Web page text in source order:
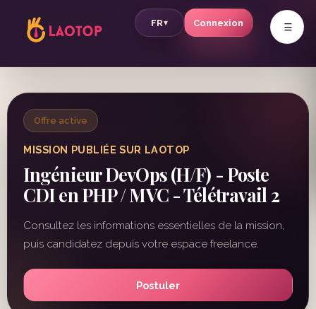
FR▾ Connexion v
Offre active
MISSION PUBLIÉE SUR LAOTOP
Ingénieur DevOps (H/F) - Poste
CDI en PHP / MVC - Télétravail 2
Consultez les informations essentielles de la mission,
puis candidatez depuis votre espace freelance.
Postuler